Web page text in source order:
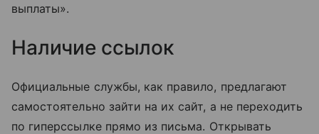
выплаты».
Наличие ссылок
Официальные службы, как правило, предлагают
самостоятельно зайти на их сайт, а не переходить
по гиперссылке прямо из письма. Открывать